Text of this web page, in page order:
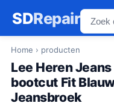
SDRepair
Home › producten
Lee Heren
bootcut Fit
Jeansbroek